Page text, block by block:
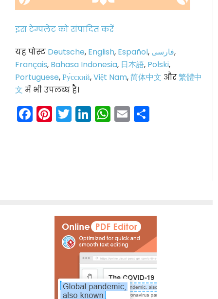
इस टेम्पलेट को संपादित करें
यह पोस्ट Deutsche, English, Español, فارسی,
Français, Bahasa Indonesia, 日本語, Polski,
Portuguese,Ру́сский,Việt Nam,简体中文 और繁體中
文 में भी उपलब्ध है।
Facebook
Pinterest
Twitter
LinkedIn
WhatsApp
Email